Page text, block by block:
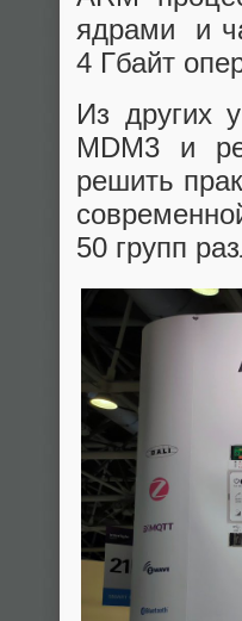
ядрами и
4 Гбайт
Из других
MDM3 и
решить
50 групп